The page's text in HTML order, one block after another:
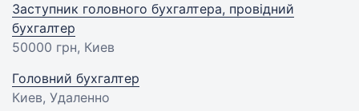
Заступник головного бухгалтера, провідний
бухгалтер
50000 грн, Киев
Головний бухгалтер
Киев, Удаленно